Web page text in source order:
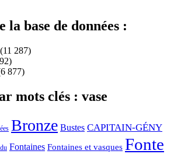
la base de données :
(11 287)
877)
mots clés : vase
Bronze Bustes CAPITAIN-GÉNY
Fontaines Fontaines et vasques Fonte